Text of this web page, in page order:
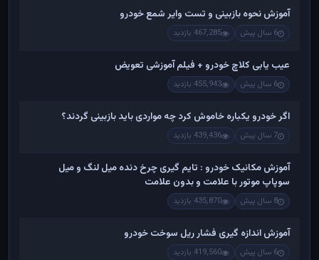
آموزش نحوه بازبینی و تست وایر شمع خودرو
6 سال پیش 467,285 بازدید
عیب یابی کلاچ خودرو + فیلم آموزشی تعویض
6 سال پیش 455,943 بازدید
اگر خودرو یکباره خاموش کرد چه مواردی باید بازبینی گردند؟
7 سال پیش 439,436 بازدید
آموزش مکانیک خودرو : تایم گیری چرخ دنده میل لنگ و میل
سوپاپ موتور با علامت و بدون علامت
8 سال پیش 435,870 بازدید
آموزش اندازه گیری فشار ریل سوخت خودرو
6 سال پیش 419,560 بازدید